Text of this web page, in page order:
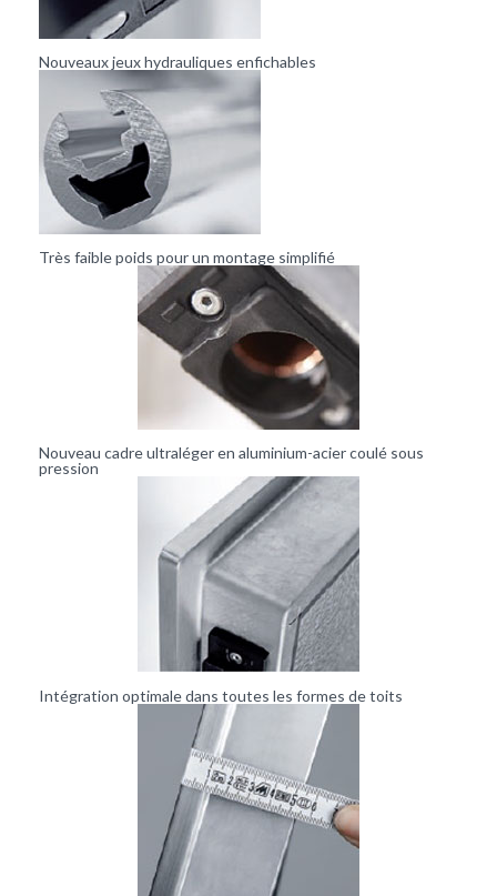
Nouveaux jeux hydrauliques enfichables
Très faible poids pour un montage simplifié
Nouveau cadre ultraléger en aluminium-acier coulé sous
pression
Intégration optimale dans toutes les formes de toits